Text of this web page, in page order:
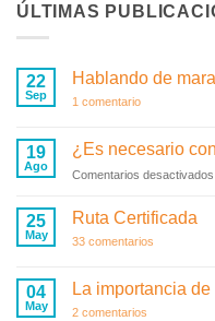
ÚLTIMAS
22
Sep
Hablando de
1 comentarioen
maratones
y
otras
19
Ago
¿Es necesario
Comentarios desactivados
25
May
Ruta Certificada
33 comentarios
04
May
La importancia
2 comentarios